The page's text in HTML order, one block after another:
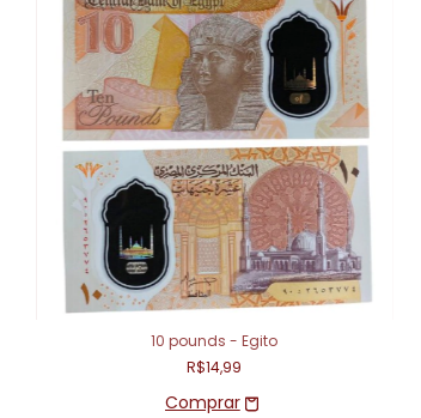
10 pounds - Egito
R$14,99